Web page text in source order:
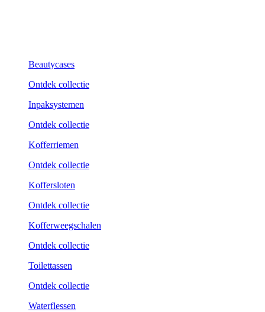
Beautycases
Ontdek collectie
Inpaksystemen
Ontdek collectie
Kofferriemen
Ontdek collectie
Koffersloten
Ontdek collectie
Kofferweegschalen
Ontdek collectie
Toilettassen
Ontdek collectie
Waterflessen